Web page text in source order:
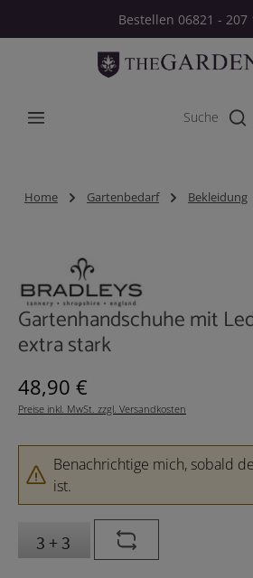
Zum Hauptinhalt springen
Bestellen 06821 - 207
Home Gartenbedarf Bekleidung
Gartenhandschuhe mit
extra stark
Regulärer Preis:
48,90 €
Preise inkl. MwSt. zzgl. Versandkosten
Benachrichtige mich, sobald
ist.